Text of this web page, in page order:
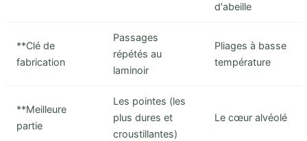
d'abeille
**Clé de
fabrication
Passages
répétés au
laminoir
Pliages à basse
température
**Meilleure
partie
Les pointes (les
plus dures et
croustillantes)
Le cœur alvéolé